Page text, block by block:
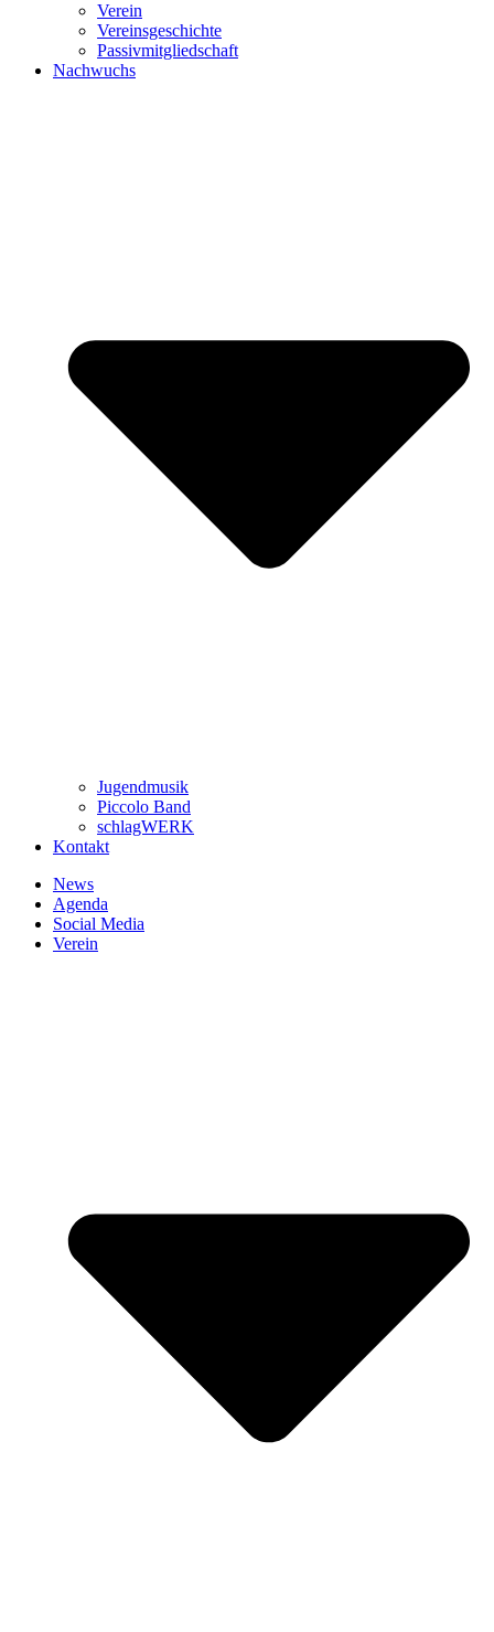
Verein
Vereinsgeschichte
Passivmitgliedschaft
Nachwuchs
Jugendmusik
Piccolo Band
schlagWERK
Kontakt
News
Agenda
Social Media
Verein